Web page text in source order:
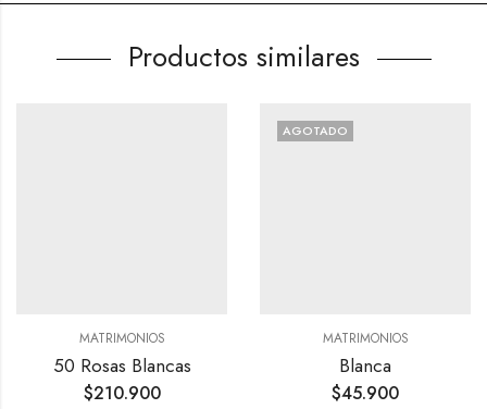
Productos similares
CUMPLEAÑOS,FLORES PARA CONDOLENCIAS MATRIMONIOS
MATRIMONIOS
50 Rosas Blancas
$210.900
AGOTADO
MATRIMONIOS
Blanca
$45.900